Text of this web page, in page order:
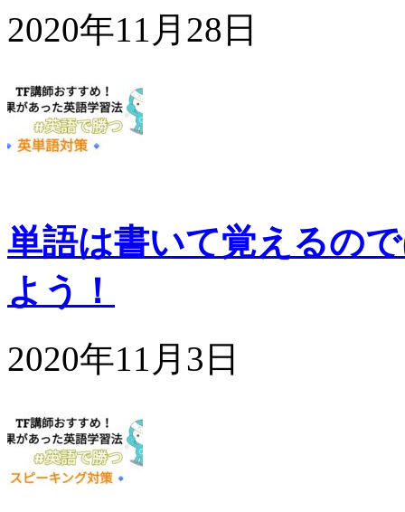
2020年11月28日
単語は書いて覚えるの
よう！
2020年11月3日